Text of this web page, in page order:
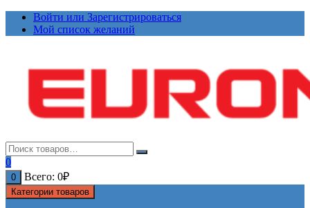
ПерейтиВойти или Зарегистрироваться
Мой список желаний
0
0 Всего: 0₽
Категории товаров